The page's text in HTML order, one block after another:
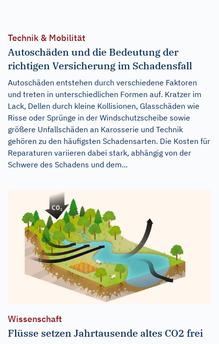
Technik & Mobilität
Autoschäden und die Bedeutung der
richtigen Versicherung im Schadensfall
Autoschäden entstehen durch verschiedene Faktoren
und treten in unterschiedlichen Formen auf. Kratzer im
Lack, Dellen durch kleine Kollisionen, Glasschäden wie
Risse oder Sprünge in der Windschutzscheibe sowie
größere Unfallschäden an Karosserie und Technik
gehören zu den häufigsten Schadensarten. Die Kosten für
Reparaturen variieren dabei stark, abhängig von der
Schwere des Schadens und dem...
Wissenschaft
Flüsse setzen Jahrtausende altes CO2 frei